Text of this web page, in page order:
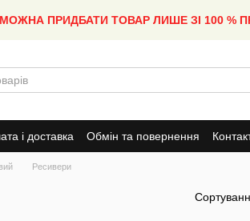
ПРИДБАТИ ТОВАР ЛИШЕ ЗІ 100
і доставка Обмін та повернення
Ресивери